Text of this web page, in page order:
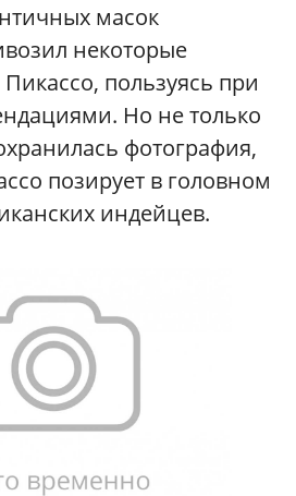
масок
некоторые
пользуясь при
Но не только
фотография,
позирует в головном
индейцев.